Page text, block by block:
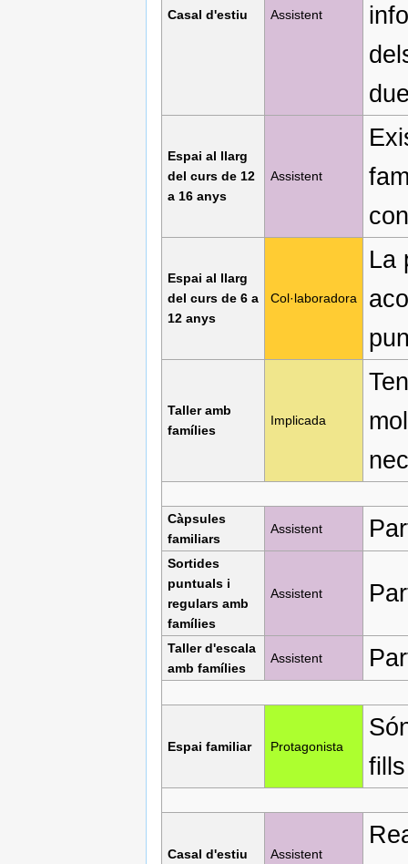
Casal d'estiu Assistent
Espai al llarg
del curs de 12
a 16 anys
Assistent
Espai al llarg
del curs de 6 a
12 anys
Col·laboradora
La
Taller amb
famílies
Implicada
Càpsules
familiars
Assistent
Sortides
puntuals i
regulars amb
famílies
Assistent
Taller d'escala
amb famílies
Assistent
Espai familiar Protagonista
Casal d'estiu Assistent